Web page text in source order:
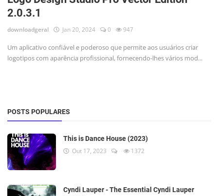
2.0.3.1
downloadgeral Jan 20, 2024 0 947
Um aplicativo confiável e poderoso que permite aos usuários criar
logotipos com aparência profissional, fornecendo-lhes vários mod...
POSTS POPULARES
This is Dance House (2023)
Out 17, 2023 1372
Cyndi Lauper - The Essential Cyndi Lauper